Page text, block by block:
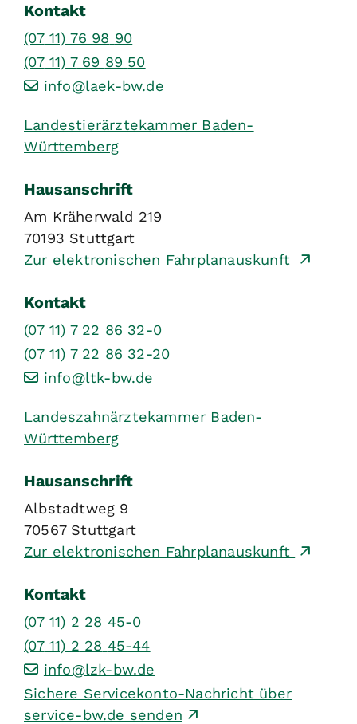
Kontakt
(07 11) 76 98 90
(07 11) 7 69 89 50
info@laek-bw.de
Landestierärztekammer Baden-
Württemberg
Hausanschrift
Am Kräherwald 219
70193 Stuttgart
Zur elektronischen Fahrplanauskunft
Kontakt
(07 11) 7 22 86 32-0
(07 11) 7 22 86 32-20
info@ltk-bw.de
Landeszahnärztekammer Baden-
Württemberg
Hausanschrift
Albstadtweg 9
70567 Stuttgart
Zur elektronischen Fahrplanauskunft
Kontakt
(07 11) 2 28 45-0
(07 11) 2 28 45-44
info@lzk-bw.de
Sichere Servicekonto-Nachricht über
service-bw.de senden